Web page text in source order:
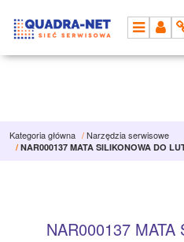
MENU
Kategoria główna /Narzędzia serwisowe
/ NAR000137 MATA SILIKONOWA DO
NAR000137